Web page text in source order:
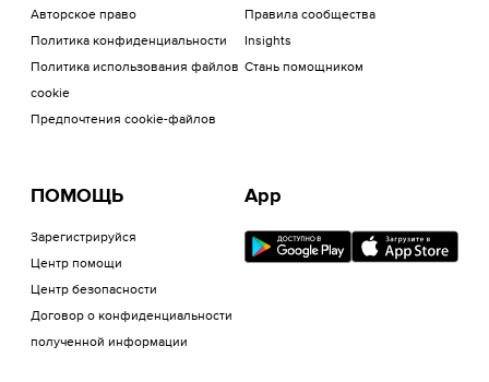
Авторское право
Политика конфиденциальности
Политика использования файлов
cookie
Предпочтения cookie-файлов
Правила сообщества
Insights
Стань помощником
ПОМОЩЬ
Зарегистрируйся
Центр помощи
Центр безопасности
Договор о конфиденциальности
полученной информации
App